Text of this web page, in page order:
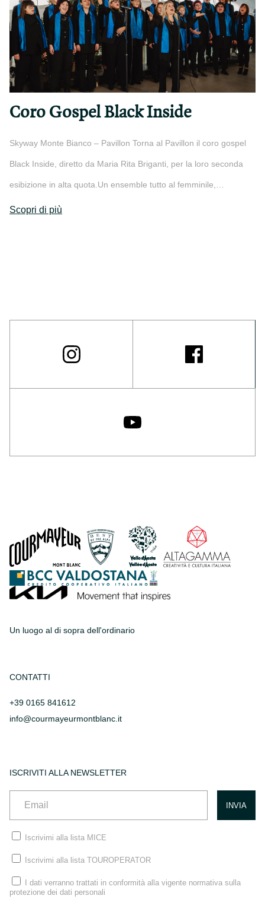
Coro Gospel Black Inside
Skyway Monte Bianco – Pavillon Torna al Pavillon il coro gospel
Black Inside, diretto da Maria Rita Briganti, per la loro seconda
esibizione in alta quota.Un ensemble tutto al femminile,…
Scopri di più
Un luogo al di sopra dell'ordinario
CONTATTI
+39 0165 841612
info@courmayeurmontblanc.it
ISCRIVITI ALLA NEWSLETTER
Iscrivimi alla lista MICE
Iscrivimi alla lista TOUROPERATOR
I dati verranno trattati in conformità alla vigente normativa sulla
protezione dei dati personali